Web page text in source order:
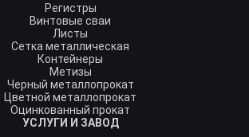
Регистры
Винтовые сваи
Листы
Сетка металлическая
Контейнеры
Метизы
Черный металлопрокат
Цветной металлопрокат
Оцинкованный прокат
УСЛУГИ И ЗАВОД